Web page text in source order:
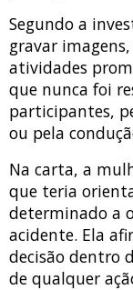
Segundo a
gravar
atividades
que nunca foi
participantes,
ou pela
Na carta, a
que teria
determinado a
acidente. Ela
decisão dentro
de qualquer